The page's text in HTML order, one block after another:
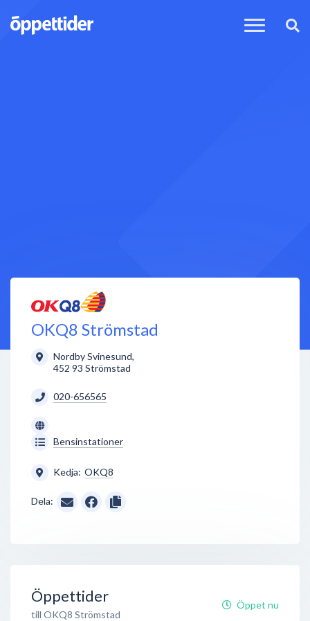
OKQ8 Strömstad
Nordby Svinesund,
452 93 Strömstad
020-656565
Bensinstationer
Kedja: OKQ8
Dela:
Öppettider
till OKQ8 Strömstad
Öppet nu